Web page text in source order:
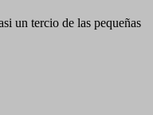
un tercio de las pequeñas